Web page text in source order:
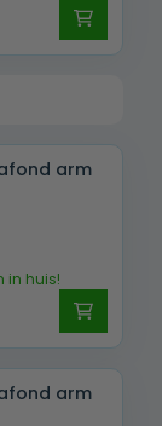
arm
in huis!
arm